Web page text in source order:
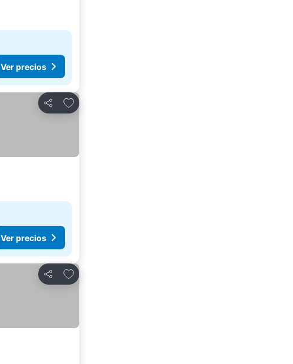
Ver precios
Compartir
Agregar a favoritos
Ver precios
Compartir
Agregar a favoritos